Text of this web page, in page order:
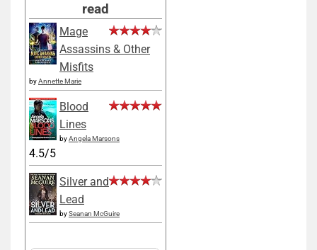
read
Mage
Assassins & Other
Misfits
byAnnette Marie
Blood
Lines
byAngela Marsons
4.5/5
Silver and
Lead
bySeanan McGuire